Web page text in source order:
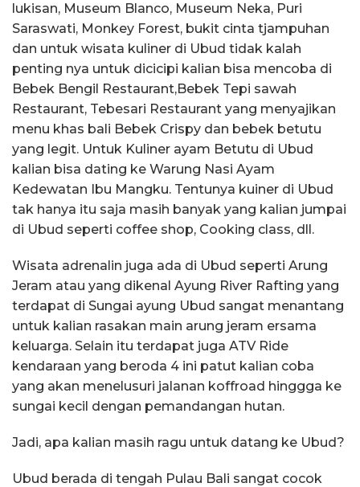
lukisan, Museum Blanco, Museum Neka, Puri
Saraswati, Monkey Forest, bukit cinta tjampuhan
dan untuk wisata kuliner di Ubud tidak kalah
penting nya untuk dicicipi kalian bisa mencoba di
Bebek Bengil Restaurant,Bebek Tepi sawah
Restaurant, Tebesari Restaurant yang menyajikan
menu khas bali Bebek Crispy dan bebek betutu
yang legit. Untuk Kuliner ayam Betutu di Ubud
kalian bisa dating ke Warung Nasi Ayam
Kedewatan Ibu Mangku. Tentunya kuiner di Ubud
tak hanya itu saja masih banyak yang kalian jumpai
di Ubud seperti coffee shop, Cooking class, dll.
Wisata adrenalin juga ada di Ubud seperti Arung
Jeram atau yang dikenal Ayung River Rafting yang
terdapat di Sungai ayung Ubud sangat menantang
untuk kalian rasakan main arung jeram ersama
keluarga. Selain itu terdapat juga ATV Ride
kendaraan yang beroda 4 ini patut kalian coba
yang akan menelusuri jalanan koffroad hinggga ke
sungai kecil dengan pemandangan hutan.
Jadi, apa kalian masih ragu untuk datang ke Ubud?
Ubud berada di tengah Pulau Bali sangat cocok